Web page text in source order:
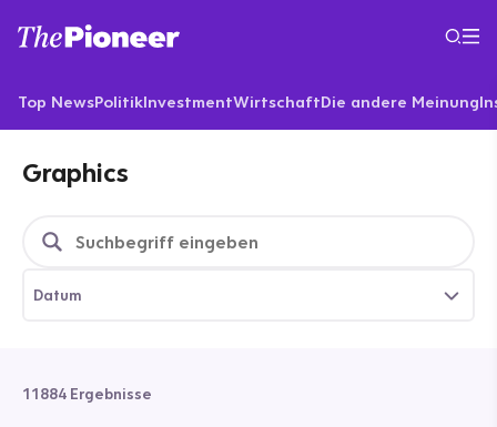
Top NewsPolitikInvestmentWirtschaftDie andere Meinung
Graphics
Datum
11884 Ergebnisse